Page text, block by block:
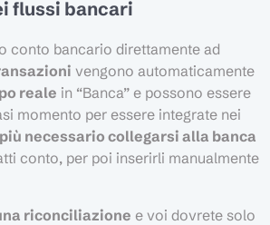
flussi bancari
conto bancario direttamente ad
vengono automaticamente
reale in “Banca” e possono essere
momento per essere integrate nei
necessario collegarsi alla banca
conto, per poi inserirli manualmente
riconciliazione e voi dovrete solo